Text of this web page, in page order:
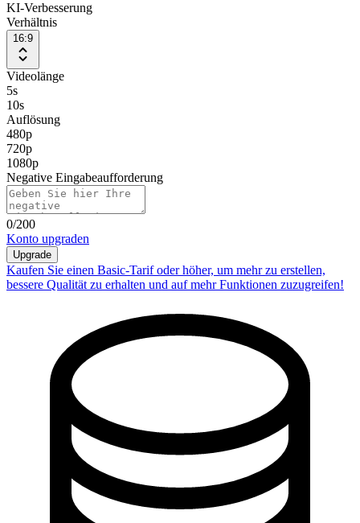
KI-Verbesserung
Verhältnis
16:9
Videolänge
5s
10s
Auflösung
480p
720p
1080p
Negative Eingabeaufforderung
0/200
Konto upgraden
Upgrade
Kaufen Sie einen Basic-Tarif oder höher, um mehr zu erstellen,
bessere Qualität zu erhalten und auf mehr Funktionen zuzugreifen!